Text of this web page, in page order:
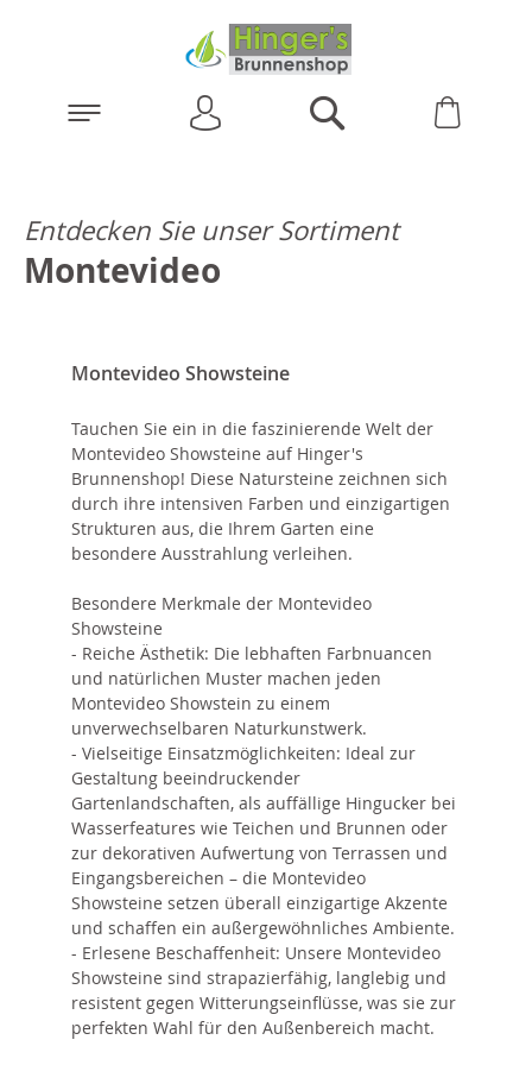
Entdecken Sie unser Sortiment
Montevideo
Montevideo Showsteine
Tauchen Sie ein in die faszinierende Welt der
Montevideo Showsteine auf Hinger's
Brunnenshop! Diese Natursteine zeichnen sich
durch ihre intensiven Farben und einzigartigen
Strukturen aus, die Ihrem Garten eine
besondere Ausstrahlung verleihen.
Besondere Merkmale der Montevideo
Showsteine
- Reiche Ästhetik: Die lebhaften Farbnuancen
und natürlichen Muster machen jeden
Montevideo Showstein zu einem
unverwechselbaren Naturkunstwerk.
- Vielseitige Einsatzmöglichkeiten: Ideal zur
Gestaltung beeindruckender
Gartenlandschaften, als auffällige Hingucker bei
Wasserfeatures wie Teichen und Brunnen oder
zur dekorativen Aufwertung von Terrassen und
Eingangsbereichen – die Montevideo
Showsteine setzen überall einzigartige Akzente
und schaffen ein außergewöhnliches Ambiente.
- Erlesene Beschaffenheit: Unsere Montevideo
Showsteine sind strapazierfähig, langlebig und
resistent gegen Witterungseinflüsse, was sie zur
perfekten Wahl für den Außenbereich macht.